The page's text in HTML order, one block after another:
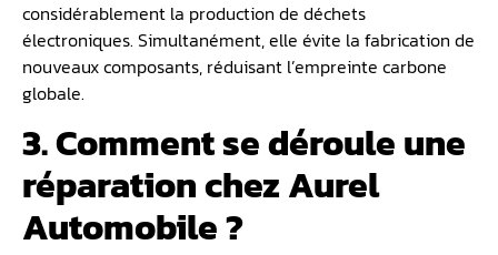
considérablement la production de déchets
électroniques. Simultanément, elle évite la fabrication de
nouveaux composants, réduisant l’empreinte carbone
globale.
3. Comment se déroule une
réparation chez Aurel
Automobile ?